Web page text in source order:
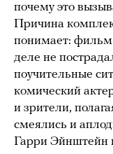
почему это
Причина
понимает:
деле не
поучительные
комический
и зрители,
смеялись и
Гарри